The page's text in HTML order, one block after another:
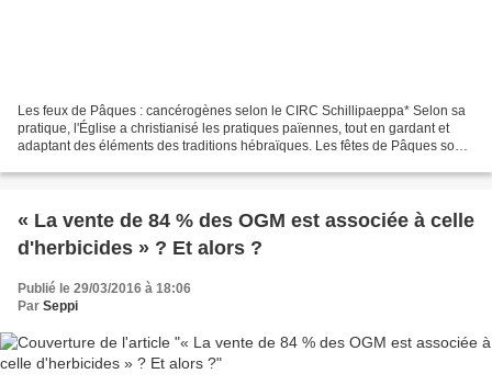
Les feux de Pâques : cancérogènes selon le CIRC Schillipaeppa* Selon sa
pratique, l'Église a christianisé les pratiques païennes, tout en gardant et
adaptant des éléments des traditions hébraïques. Les fêtes de Pâques sont
« La vente de 84 % des OGM est associée à celle
d'herbicides » ? Et alors ?
Publié le 29/03/2016 à 18:06
Par Seppi